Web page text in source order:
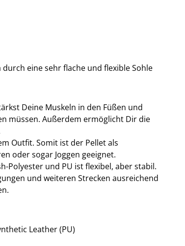
eine sehr flache und flexible Sohle
Deine Muskeln in den Füßen und
müssen. Außerdem ermöglicht Dir die
Outfit. Somit ist der Pellet als
oder sogar Joggen geeignet.
Polyester und PU ist flexibel, aber stabil.
und weiteren Strecken ausreichend
Leather (PU)